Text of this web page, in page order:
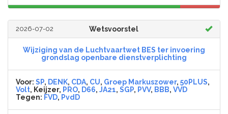
2026-07-02 Wetsvoorstel
Wijziging van de Luchtvaartwet BES ter invoering
grondslag openbare dienstverplichting
Voor: SP, DENK, CDA, CU, Groep Markuszower, 50PLUS,
Volt, Keijzer, PRO, D66, JA21, SGP, PVV, BBB, VVD
Tegen: FVD, PvdD